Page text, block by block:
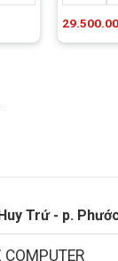
Trứ - p.